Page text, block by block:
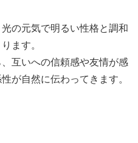
の元気で明るい性格と調和
ます。
互いへの信頼感や友情が感
が自然に伝わってきます。